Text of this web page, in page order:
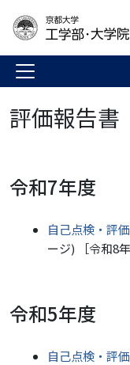
評価報告書
令和7年度
自己点検・評
ージ) ［令和8
令和5年度
自己点検・評